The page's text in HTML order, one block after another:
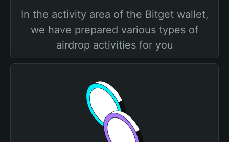
In the activity area of the Bitget wallet,
we have prepared various types of
airdrop activities for you